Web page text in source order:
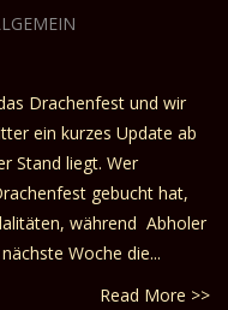
Drachenfest und wir
ein kurzes Update ab
Stand liegt. Wer
gebucht hat,
während Abholer
Woche die...
Read More >>